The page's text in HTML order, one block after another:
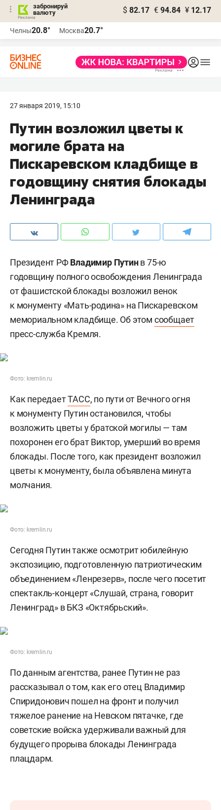
забронируй
валюту
$ 82.17 € 94.84 ¥ 12.17
Челны20.8° Москва20.7°
27 января 2019, 15:10
Путин возложил цветы к
могиле брата на
Пискаревском кладбище в
годовщину снятия блокады
Ленинграда
Президент РФВладимир Путинв 75-ю
годовщину полного освобождения Ленинграда
от фашистской блокады возложил венок
к монументу «Мать-родина» на Пискаревском
мемориальном кладбище. Об этом сообщает
пресс-служба Кремля.
Фото: kremlin.ru
Как передаетТАСС, по пути от Вечного огня
к монументу Путин остановился, чтобы
возложить цветы у братской могилы — там
похоронен его брат Виктор, умерший во время
блокады. После того, как президент возложил
цветы к монументу, была объявлена минута
молчания.
Фото: kremlin.ru
Сегодня Путин также осмотрит юбилейную
экспозицию, подготовленную патриотическим
объединением «Ленрезерв», после чего посетит
спектакль-концерт «Слушай, страна, говорит
Ленинград» в БКЗ «Октябрьский».
Фото: kremlin.ru
По данным агентства, ранее Путин не раз
рассказывал о том, как его отец Владимир
Спиридонович пошел на фронт и получил
тяжелое ранение на Невском пятачке, где
советские войска удерживали важный для
будущего прорыва блокады Ленинграда
плацдарм.